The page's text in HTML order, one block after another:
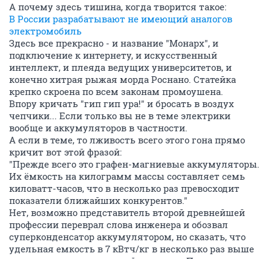
А почему здесь тишина, когда творится такое:
В России разрабатывают не имеющий аналогов
электромобиль
Здесь все прекрасно - и название "Монарх", и
подключение к интернету, и искусственный
интеллект, и плеяда ведущих университетов, и
конечно хитрая рыжая морда Роснано. Статейка
крепко скроена по всем законам промоушена.
Впору кричать "гип гип ура!" и бросать в воздух
чепчики... Если только вы не в теме электрики
вообще и аккумуляторов в частности.
А если в теме, то лживость всего этого гона прямо
кричит вот этой фразой:
"Прежде всего это графен-магниевые аккумуляторы.
Их ёмкость на килограмм массы составляет семь
киловатт-часов, что в несколько раз превосходит
показатели ближайших конкурентов."
Нет, возможно представитель второй древнейшей
профессии переврал слова инженера и обозвал
суперконденсатор аккумулятором, но сказать, что
удельная емкость в 7 кВтч/кг в несколько раз выше